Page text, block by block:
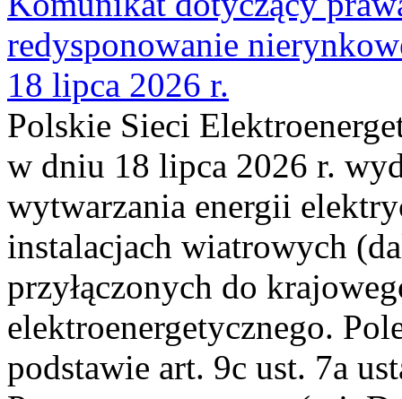
redysponowanie
18 lipca 2026 r.
Polskie Sieci
w dniu 18 lipca 2026 r.
wytwarzania energii
instalacjach wiatrowych
przyłączonych do
elektroenergetycznego.
podstawie art. 9c ust. 7a